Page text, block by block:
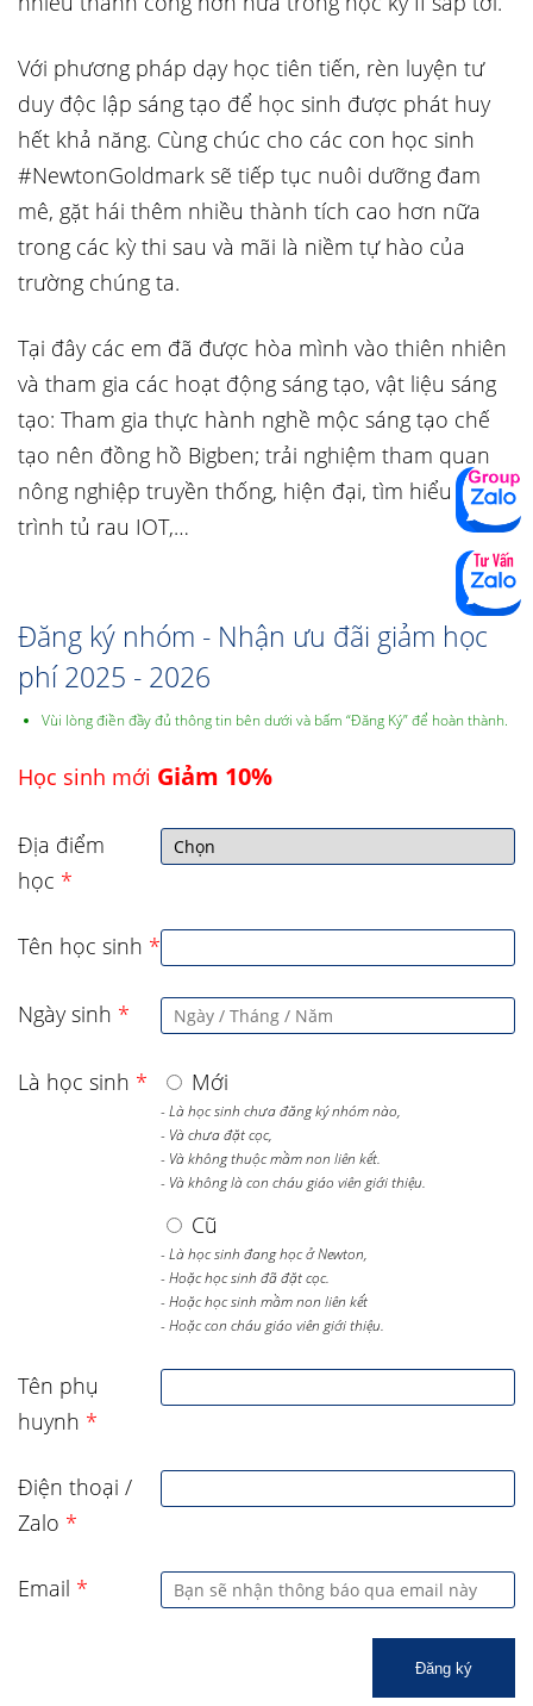
Với phương pháp dạy học tiên tiến, rèn luyện tư
duy độc lập sáng tạo để học sinh được phát huy
hết khả năng. Cùng chúc cho các con học sinh
#NewtonGoldmark sẽ tiếp tục nuôi dưỡng đam
mê, gặt hái thêm nhiều thành tích cao hơn nữa
trong các kỳ thi sau và mãi là niềm tự hào của
trường chúng ta.
Tại đây các em đã được hòa mình vào thiên nhiên
và tham gia các hoạt động sáng tạo, vật liệu sáng
tạo: Tham gia thực hành nghề mộc sáng tạo chế
tạo nên đồng hồ Bigben; trải nghiệm tham quan
nông nghiệp truyền thống, hiện đại, tìm hiểu và lập
trình tủ rau IOT,…
Đăng ký nhóm - Nhận ưu đãi giảm học
phí 2025 - 2026
Vùi lòng điền đầy đủ thông tin bên dưới và bấm “Đăng Ký” để hoàn thành.
Học sinh mới Giảm 10%
Địa điểm
học *
Tên học sinh *
Ngày sinh *
Là học sinh * Mới
- Là học sinh chưa đăng ký nhóm nào,
- Và chưa đặt cọc,
- Và không thuộc mầm non liên kết.
- Và không là con cháu giáo viên giới thiệu.
Cũ
- Là học sinh đang học ở Newton,
- Hoặc học sinh đã đặt cọc.
- Hoặc học sinh mầm non liên kết
- Hoặc con cháu giáo viên giới thiệu.
Tên phụ
huynh *
Điện thoại /
Zalo *
Email *
Đăng ký